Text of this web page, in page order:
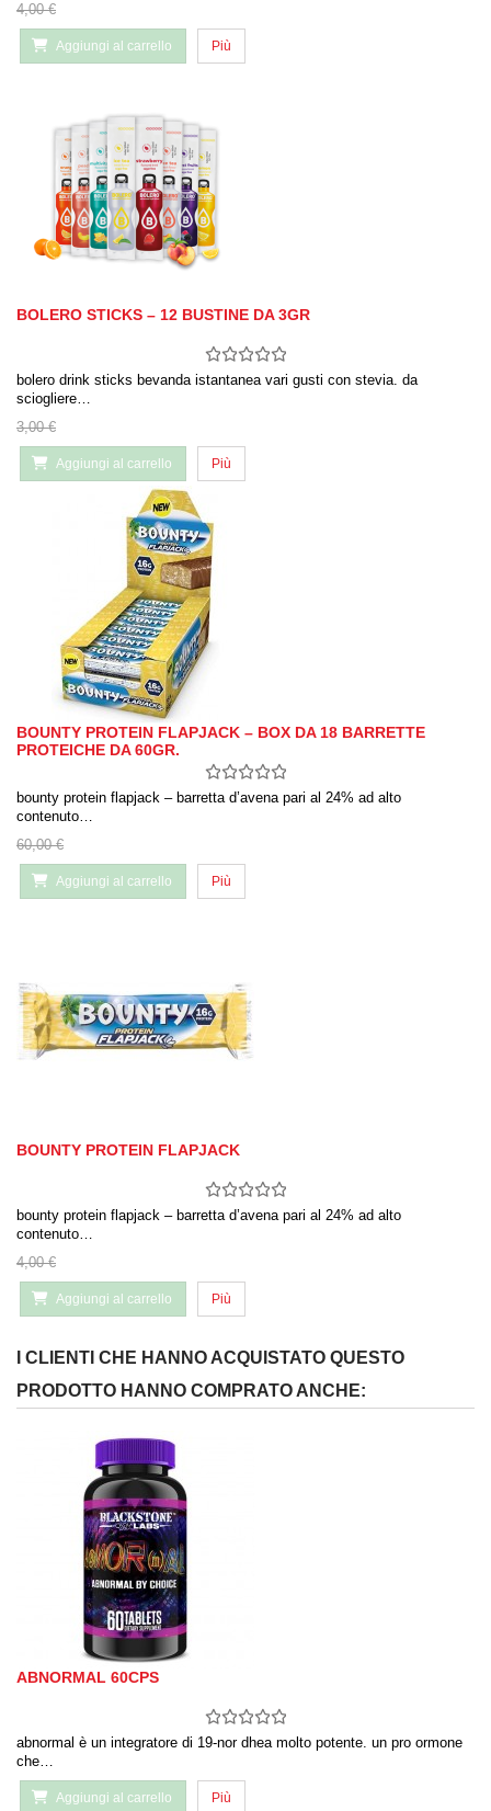
4,00 €
Aggiungi al carrello Più
BOLERO STICKS – 12 BUSTINE DA 3GR
bolero drink sticks bevanda istantanea vari gusti con stevia. da
sciogliere…
3,00 €
Aggiungi al carrello Più
BOUNTY PROTEIN FLAPJACK – BOX DA 18 BARRETTE
PROTEICHE DA 60GR.
bounty protein flapjack – barretta d’avena pari al 24% ad alto
contenuto…
60,00 €
Aggiungi al carrello Più
BOUNTY PROTEIN FLAPJACK
bounty protein flapjack – barretta d’avena pari al 24% ad alto
contenuto…
4,00 €
Aggiungi al carrello Più
I CLIENTI CHE HANNO ACQUISTATO QUESTO
PRODOTTO HANNO COMPRATO ANCHE:
ABNORMAL 60CPS
abnormal è un integratore di 19-nor dhea molto potente. un pro ormone
che…
Aggiungi al carrello Più